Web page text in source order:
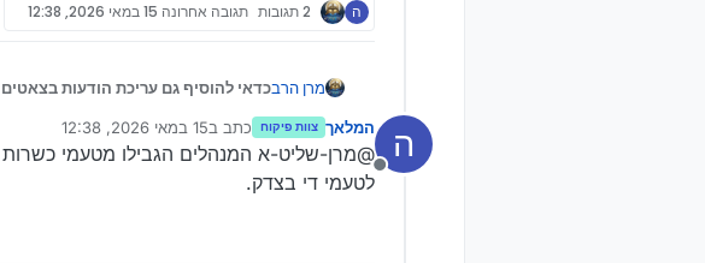
ה 2 תגובות תגובה אחרונה 15 במאי 2026, 12:38
מרן הרבכדאי להוסיף גם עריכת הודעות בצאטים
ה
מנותק
המלאך צוות פיקוח כתב ב15 במאי 2026, 12:38
נערך לאחרונה על ידי המלאך
@מרן-שליט-א המנהלים הגבילו מטעמי
לטעמי די בצדק.